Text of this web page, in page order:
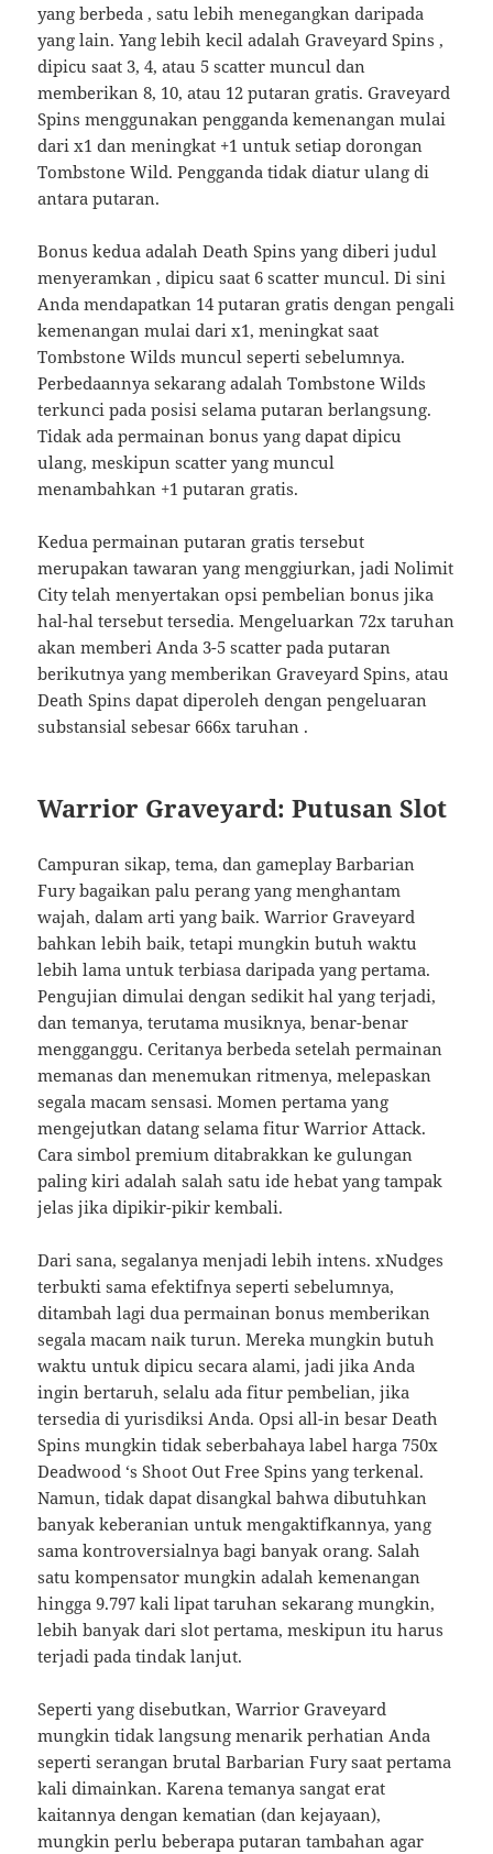
yang berbeda , satu lebih menegangkan daripada
yang lain. Yang lebih kecil adalah Graveyard Spins ,
dipicu saat 3, 4, atau 5 scatter muncul dan
memberikan 8, 10, atau 12 putaran gratis. Graveyard
Spins menggunakan pengganda kemenangan mulai
dari x1 dan meningkat +1 untuk setiap dorongan
Tombstone Wild. Pengganda tidak diatur ulang di
antara putaran.
Bonus kedua adalah Death Spins yang diberi judul
menyeramkan , dipicu saat 6 scatter muncul. Di sini
Anda mendapatkan 14 putaran gratis dengan pengali
kemenangan mulai dari x1, meningkat saat
Tombstone Wilds muncul seperti sebelumnya.
Perbedaannya sekarang adalah Tombstone Wilds
terkunci pada posisi selama putaran berlangsung.
Tidak ada permainan bonus yang dapat dipicu
ulang, meskipun scatter yang muncul
menambahkan +1 putaran gratis.
Kedua permainan putaran gratis tersebut
merupakan tawaran yang menggiurkan, jadi Nolimit
City telah menyertakan opsi pembelian bonus jika
hal-hal tersebut tersedia. Mengeluarkan 72x taruhan
akan memberi Anda 3-5 scatter pada putaran
berikutnya yang memberikan Graveyard Spins, atau
Death Spins dapat diperoleh dengan pengeluaran
substansial sebesar 666x taruhan .
Warrior Graveyard: Putusan Slot
Campuran sikap, tema, dan gameplay Barbarian
Fury bagaikan palu perang yang menghantam
wajah, dalam arti yang baik. Warrior Graveyard
bahkan lebih baik, tetapi mungkin butuh waktu
lebih lama untuk terbiasa daripada yang pertama.
Pengujian dimulai dengan sedikit hal yang terjadi,
dan temanya, terutama musiknya, benar-benar
mengganggu. Ceritanya berbeda setelah permainan
memanas dan menemukan ritmenya, melepaskan
segala macam sensasi. Momen pertama yang
mengejutkan datang selama fitur Warrior Attack.
Cara simbol premium ditabrakkan ke gulungan
paling kiri adalah salah satu ide hebat yang tampak
jelas jika dipikir-pikir kembali.
Dari sana, segalanya menjadi lebih intens. xNudges
terbukti sama efektifnya seperti sebelumnya,
ditambah lagi dua permainan bonus memberikan
segala macam naik turun. Mereka mungkin butuh
waktu untuk dipicu secara alami, jadi jika Anda
ingin bertaruh, selalu ada fitur pembelian, jika
tersedia di yurisdiksi Anda. Opsi all-in besar Death
Spins mungkin tidak seberbahaya label harga 750x
Deadwood ‘s Shoot Out Free Spins yang terkenal.
Namun, tidak dapat disangkal bahwa dibutuhkan
banyak keberanian untuk mengaktifkannya, yang
sama kontroversialnya bagi banyak orang. Salah
satu kompensator mungkin adalah kemenangan
hingga 9.797 kali lipat taruhan sekarang mungkin,
lebih banyak dari slot pertama, meskipun itu harus
terjadi pada tindak lanjut.
Seperti yang disebutkan, Warrior Graveyard
mungkin tidak langsung menarik perhatian Anda
seperti serangan brutal Barbarian Fury saat pertama
kali dimainkan. Karena temanya sangat erat
kaitannya dengan kematian (dan kejayaan),
mungkin perlu beberapa putaran tambahan agar